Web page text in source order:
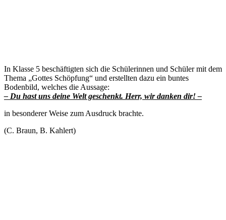
In Klasse 5 beschäftigten sich die Schülerinnen und Schüler mit dem
Thema „Gottes Schöpfung“ und erstellten dazu ein buntes
Bodenbild, welches die Aussage:
– Du hast uns deine Welt geschenkt. Herr, wir danken dir! –
in besonderer Weise zum Ausdruck brachte.
(C. Braun, B. Kahlert)